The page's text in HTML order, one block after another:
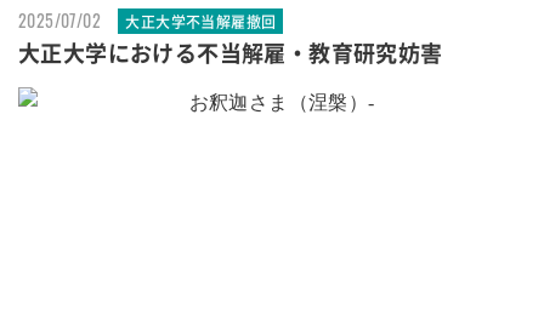
2025/07/02 大正大学不当解雇撤回
大正大学における不当解雇・教育研究妨害